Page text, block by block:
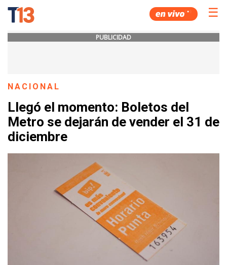
☰
PUBLICIDAD
NACIONAL
Llegó el momento: Boletos del
Metro se dejarán de vender el 31 de
diciembre